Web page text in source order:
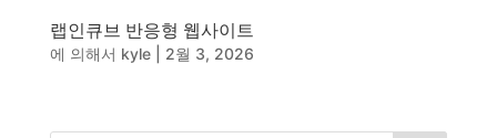
동영상 - 모모스커피㈜
동영상 - 삼양홀딩스
랩인큐브 반응형 웹사이트
에 의해서 kyle| 2월 3, 2026